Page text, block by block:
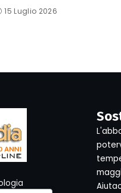
15 Luglio 2026